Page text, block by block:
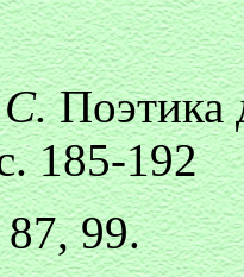
С.Поэтика
185-192
99.